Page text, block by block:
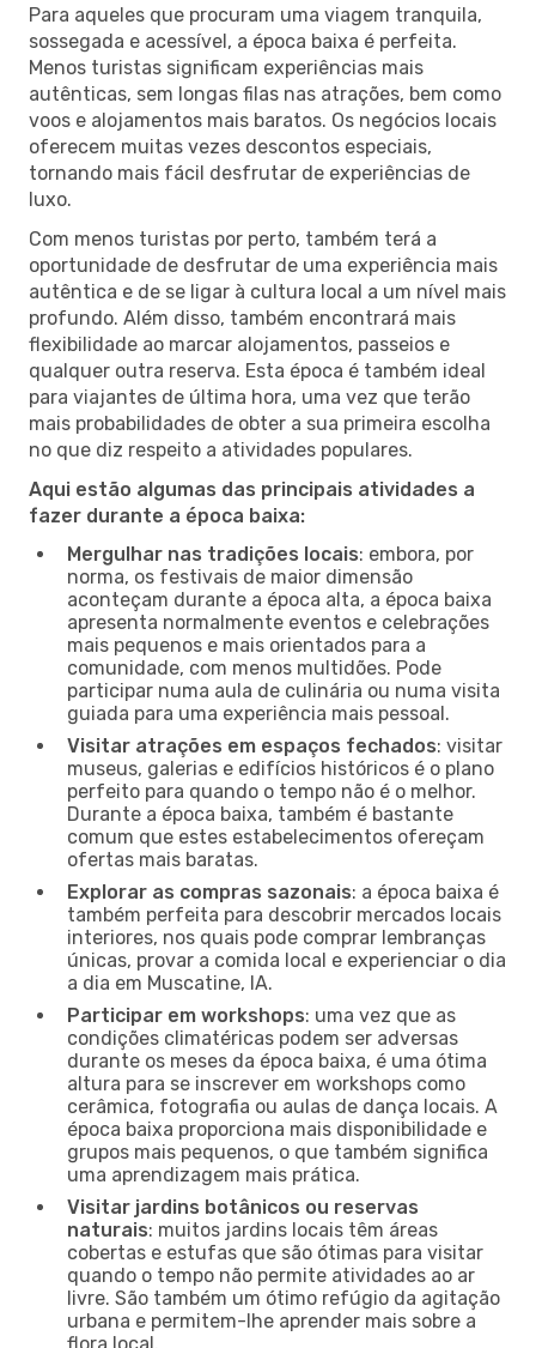
Para aqueles que procuram uma viagem tranquila,
sossegada e acessível, a época baixa é perfeita.
Menos turistas significam experiências mais
autênticas, sem longas filas nas atrações, bem como
voos e alojamentos mais baratos. Os negócios locais
oferecem muitas vezes descontos especiais,
tornando mais fácil desfrutar de experiências de
luxo.
Com menos turistas por perto, também terá a
oportunidade de desfrutar de uma experiência mais
autêntica e de se ligar à cultura local a um nível mais
profundo. Além disso, também encontrará mais
flexibilidade ao marcar alojamentos, passeios e
qualquer outra reserva. Esta época é também ideal
para viajantes de última hora, uma vez que terão
mais probabilidades de obter a sua primeira escolha
no que diz respeito a atividades populares.
Aqui estão algumas das principais atividades a
fazer durante a época baixa:
Mergulhar nas tradições locais: embora, por
norma, os festivais de maior dimensão
aconteçam durante a época alta, a época baixa
apresenta normalmente eventos e celebrações
mais pequenos e mais orientados para a
comunidade, com menos multidões. Pode
participar numa aula de culinária ou numa visita
guiada para uma experiência mais pessoal.
Visitar atrações em espaços fechados: visitar
museus, galerias e edifícios históricos é o plano
perfeito para quando o tempo não é o melhor.
Durante a época baixa, também é bastante
comum que estes estabelecimentos ofereçam
ofertas mais baratas.
Explorar as compras sazonais: a época baixa é
também perfeita para descobrir mercados locais
interiores, nos quais pode comprar lembranças
únicas, provar a comida local e experienciar o dia
a dia em Muscatine, IA.
Participar em workshops: uma vez que as
condições climatéricas podem ser adversas
durante os meses da época baixa, é uma ótima
altura para se inscrever em workshops como
cerâmica, fotografia ou aulas de dança locais. A
época baixa proporciona mais disponibilidade e
grupos mais pequenos, o que também significa
uma aprendizagem mais prática.
Visitar jardins botânicos ou reservas
naturais: muitos jardins locais têm áreas
cobertas e estufas que são ótimas para visitar
quando o tempo não permite atividades ao ar
livre. São também um ótimo refúgio da agitação
urbana e permitem-lhe aprender mais sobre a